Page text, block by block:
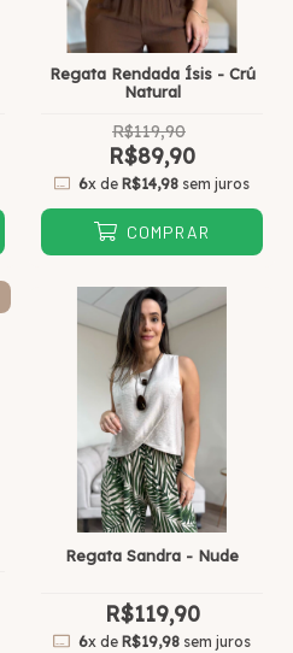
Regata Rendada Ísis - Crú
Natural
R$119,90
R$89,90
6x de R$14,98 sem juros
COMPRAR
Regata Sandra - Nude
R$119,90
6x de R$19,98sem juros